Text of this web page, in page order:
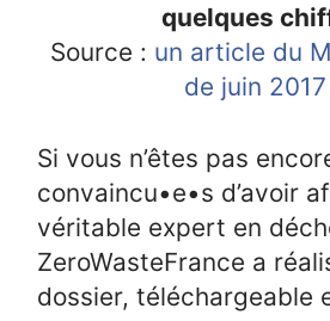
quelques
Source : un article du
de juin 2017
Si vous n’êtes pas
convaincu•e•s d’avoir
véritable expert en
ZeroWasteFrance a
dossier, téléchargeable